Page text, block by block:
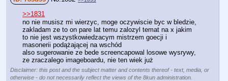
>>1831
no nie musisz mi wierzyc, moge oczywiscie byc w bledzie,
zakladam ze to on pare lat temu zalozyl temat na x jakim
to nie jest wszystkowiedzacym mistrzem goecji i
masonerii podążającej na wschód
also sugerowanie ze bede screencapowal losowe wysrywy,
ze zraczalego imageboardu, nie ten wiek już
Disclaimer: this post and the subject matter and contents thereof - text, media, or
otherwise - do not necessarily reflect the views of the 8kun administration.